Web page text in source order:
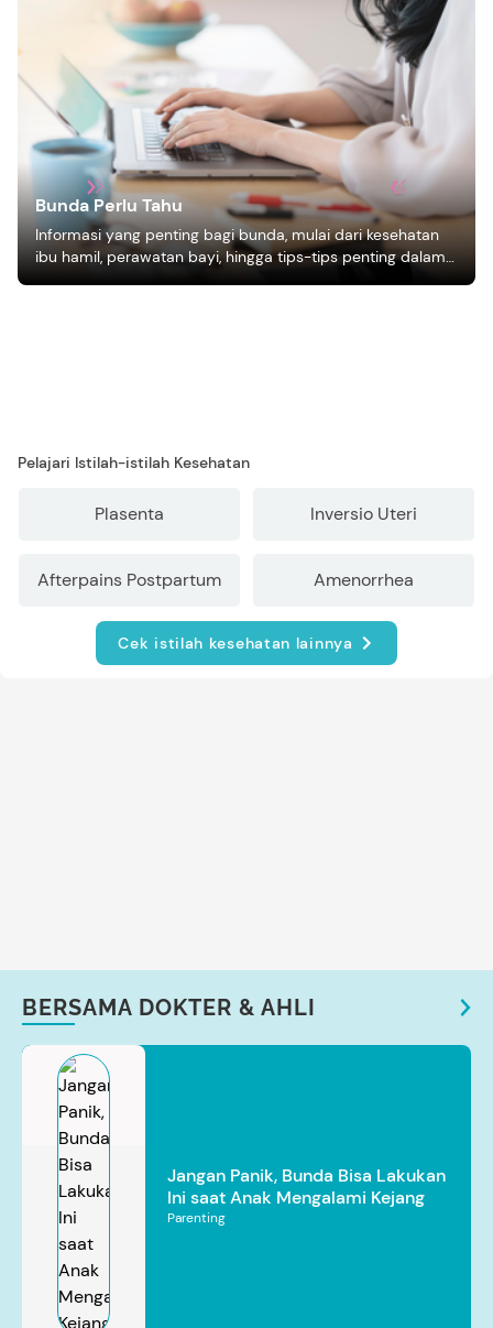
Bunda Perlu Tahu
Informasi yang penting bagi bunda, mulai dari kesehatan
ibu hamil, perawatan bayi, hingga tips-tips penting dalam
mengasuh anak
Pelajari Istilah-istilah Kesehatan
Plasenta Inversio Uteri
Afterpains Postpartum Amenorrhea
Cek istilah kesehatan lainnya
BERSAMA DOKTER & AHLI
Jangan Panik, Bunda Bisa Lakukan
Ini saat Anak Mengalami Kejang
Parenting